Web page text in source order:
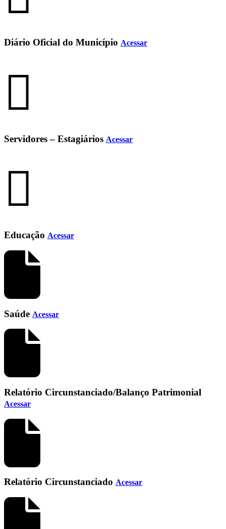
Diário Oficial do Município Acessar
Servidores – Estagiários Acessar
Educação Acessar
Saúde Acessar
Relatório Circunstanciado/Balanço Patrimonial
Acessar
Relatório Circunstanciado Acessar